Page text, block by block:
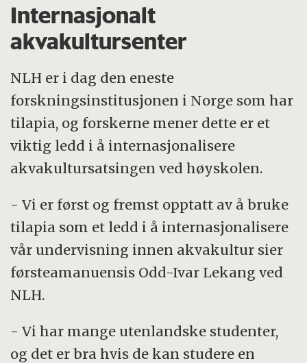
Internasjonalt
akvakultursenter
NLH er i dag den eneste
forskningsinstitusjonen i Norge som har
tilapia, og forskerne mener dette er et
viktig ledd i å internasjonalisere
akvakultursatsingen ved høyskolen.
- Vi er først og fremst opptatt av å bruke
tilapia som et ledd i å internasjonalisere
vår undervisning innen akvakultur sier
førsteamanuensis Odd-Ivar Lekang ved
NLH.
- Vi har mange utenlandske studenter,
og det er bra hvis de kan studere en